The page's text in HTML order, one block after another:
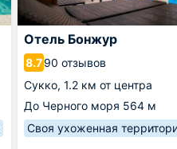
Отель Бонжур
8.790 отзывов
Сукко, 1.2 км от центра
До Черного моря 564 м
Своя ухоженная